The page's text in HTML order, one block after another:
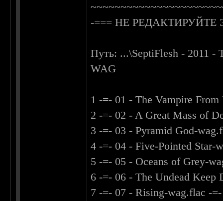
-=== НЕ РЕДАКТИРУЙТЕ
Путь: ...\SeptiFlesh - 2011 -
WAG
1 -=- 01 - The Vampire
2 -=- 02 - A Great Mass of
3 -=- 03 - Pyramid God-
4 -=- 04 - Five-Pointed Star-
5 -=- 05 - Oceans of Grey-
6 -=- 06 - The Undead
7 -=- 07 - Rising-wag.flac -